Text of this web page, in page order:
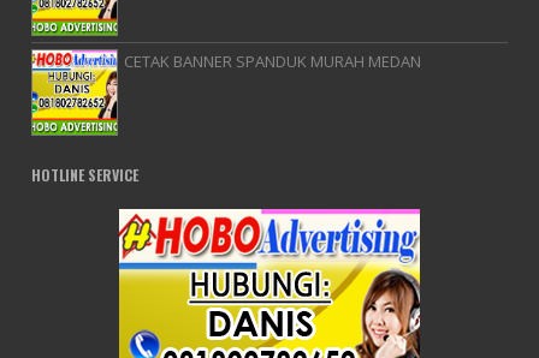
CETAK BANNER SPANDUK MURAH MEDAN
HOTLINE SERVICE